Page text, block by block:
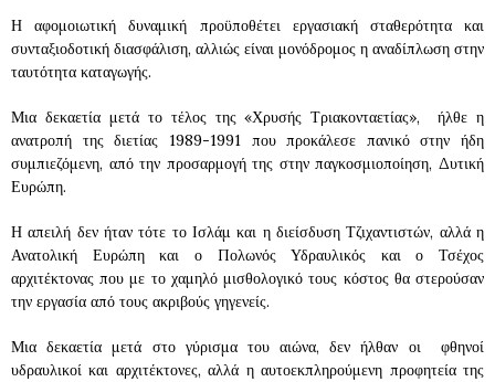
Η αφομοιωτική δυναμική προϋποθέτει εργασιακή σταθερότητα και
συνταξιοδοτική διασφάλιση, αλλιώς είναι μονόδρομος η αναδίπλωση στην
ταυτότητα καταγωγής.
Μια δεκαετία μετά το τέλος της «Χρυσής Τριακονταετίας», ήλθε η
ανατροπή της διετίας 1989-1991 που προκάλεσε πανικό στην ήδη
συμπιεζόμενη, από την προσαρμογή της στην παγκοσμιοποίηση, Δυτική
Ευρώπη.
Η απειλή δεν ήταν τότε το Ισλάμ και η διείσδυση Τζιχαντιστών, αλλά η
Ανατολική Ευρώπη και ο Πολωνός Υδραυλικός και ο Τσέχος
αρχιτέκτονας που με το χαμηλό μισθολογικό τους κόστος θα στερούσαν
την εργασία από τους ακριβούς γηγενείς.
Μια δεκαετία μετά στο γύρισμα του αιώνα, δεν ήλθαν οι φθηνοί
υδραυλικοί και αρχιτέκτονες, αλλά η αυτοεκπληρούμενη προφητεία της